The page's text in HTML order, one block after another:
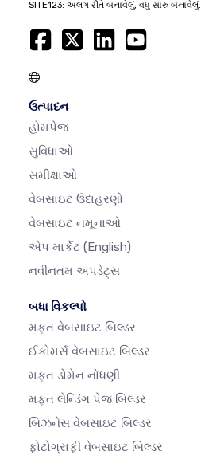
SITE123: અલગ રીતે બનાવેલું, વધુ સારું બનાવેલું.
ઉત્પાદન
હોમપેજ
સુવિધાઓ
સમીક્ષાઓ
વેબસાઇટ ઉદાહરણો
વેબસાઇટ નમૂનાઓ
એપ માર્કેટ (English)
નવીનતમ અપડેટ્સ
બધા વિકલ્પો
મફત વેબસાઇટ બિલ્ડર
ઈકોમર્સ વેબસાઇટ બિલ્ડર
મફત ડોમેન નોંધણી
મફત લેન્ડિંગ પેજ બિલ્ડર
બિઝનેસ વેબસાઇટ બિલ્ડર
ફોટોગ્રાફી વેબસાઇટ બિલ્ડર